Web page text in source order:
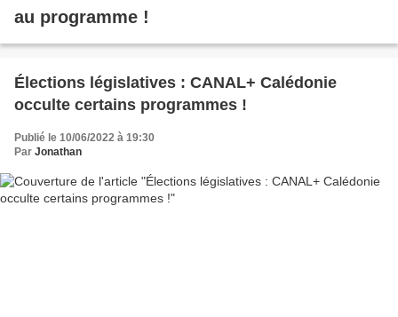
au programme !
Élections législatives : CANAL+ Calédonie
occulte certains programmes !
Publié le 10/06/2022 à 19:30
Par Jonathan